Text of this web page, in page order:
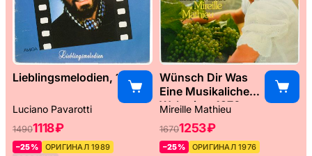
Lieblingsmelodien, 1989
Luciano Pavarotti
14901118 ₽
–25%
ОРИГИНАЛ 1989
Wünsch Dir Was
Eine Musikaliche
Weltreise, 1976
Mireille Mathieu
16701253 ₽
–25% ОРИГИНАЛ 1976